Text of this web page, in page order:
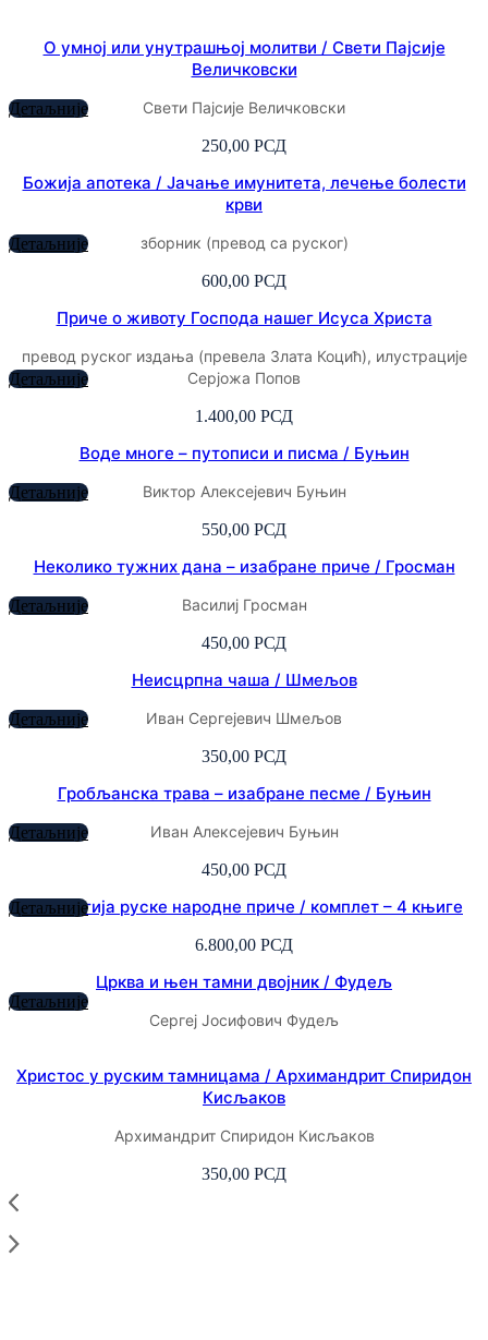
О умној или унутрашњој молитви / Свети Пајсије
Величковски
Свети Пајсије Величковски
250,00 РСД
Детаљније
Божија апотека / Јачање имунитета, лечење болести
крви
зборник (превод са руског)
600,00 РСД
Детаљније
Приче о животу Господа нашег Исуса Христа
превод руског издања (превела Злата Коцић), илустрације
Серјожа Попов
1.400,00 РСД
Детаљније
Воде многе – путописи и писма / Буњин
Виктор Алексејевич Буњин
550,00 РСД
Детаљније
Неколико тужних дана – изабране приче / Гросман
Василиј Гросман
450,00 РСД
Детаљније
Неисцрпна чаша / Шмељов
Иван Сергејевич Шмељов
350,00 РСД
Детаљније
Гробљанска трава – изабране песме / Буњин
Иван Алексејевич Буњин
450,00 РСД
Детаљније
Антологија руске народне приче / комплет – 4 књиге
6.800,00 РСД
Детаљније
Црква и њен тамни двојник / Фудељ
Сергеј Јосифович Фудељ
Детаљније
Христос у руским тамницама / Архимандрит Спиридон
Кисљаков
Архимандрит Спиридон Кисљаков
350,00 РСД